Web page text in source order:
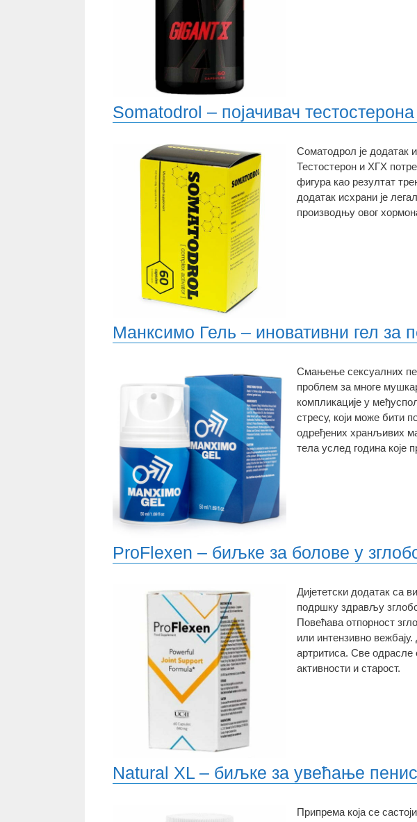
Somatodrol – појачивач
Соматодрол је додатак
Тестостерон и ХГХ
фигура као резултат
додатак исхрани је
производњу овог
Манксимо Гель – иновативни гел
Смањење сексуалних
проблем за многе
компликације у
стресу, који може бити
одређених хранљивих
тела услед година које
ProFlexen – биљке за болове у
Дијететски додатак са
подршку здрављу
Повећава отпорност
или интензивно
артритиса. Све одрасле
активности и старост.
Natural XL – биљке за увећање
Припрема која се